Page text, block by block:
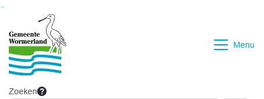
Ga naar de inhoud van deze pagina
Ga naar het zoeken
Ga naar het menu
Menu
Zoeken